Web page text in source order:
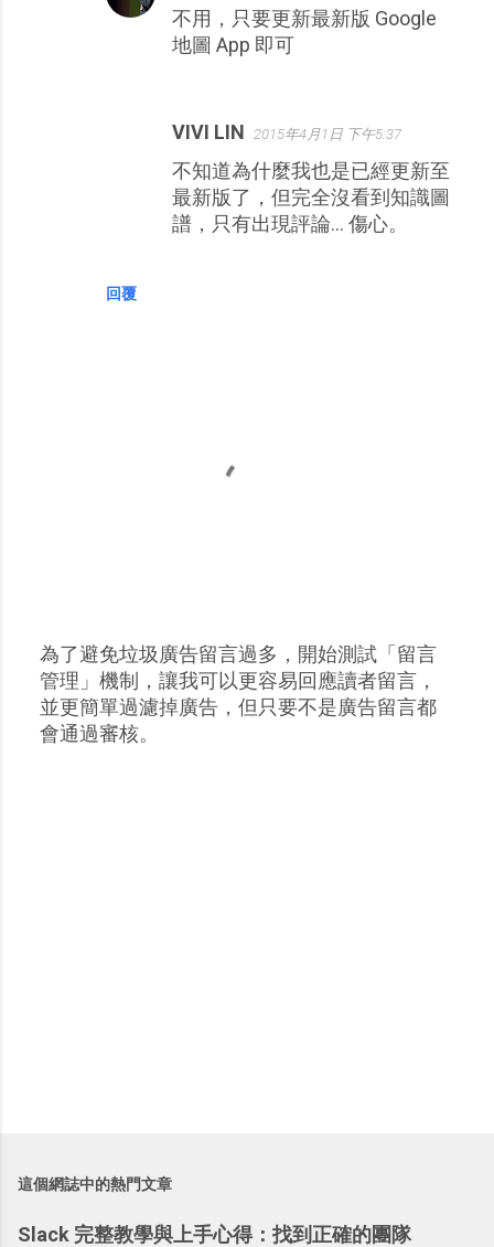
回覆
不用，只要更新最新版 Google
地圖 App 即可
VIVI LIN 2015年4月1日 下午5:37
不知道為什麼我也是已經更新至
最新版了，但完全沒看到知識圖
譜，只有出現評論... 傷心。
張
貼
留
為了避免垃圾廣告留言過多，開始測試「留言
管理」機制，讓我可以更容易回應讀者留言，
並更簡單過濾掉廣告，但只要不是廣告留言都
會通過審核。
這個網誌中的熱門文章
Slack 完整教學與上手心得：找到正確的團隊